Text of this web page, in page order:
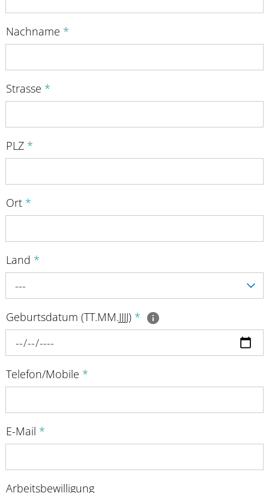
Nachname *
Strasse *
PLZ *
Ort *
Land *
---
Geburtsdatum (TT.MM.JJJJ) *
Telefon/Mobile *
E-Mail *
Arbeitsbewilligung